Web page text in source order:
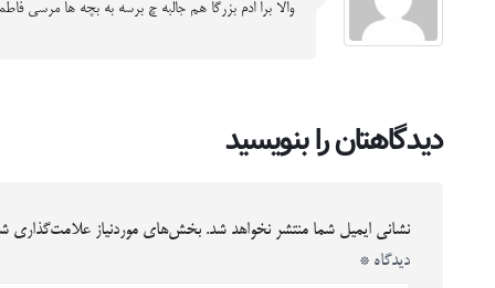
والا برا ادم بزرگا هم جالبه چ برسه به بچه ها مرسی
دیدگاهتان را بنویسید
نشانی ایمیل شما منتشر نخواهد شد. بخش‌های موردنیاز علامت‌گذاری
دیدگاه *